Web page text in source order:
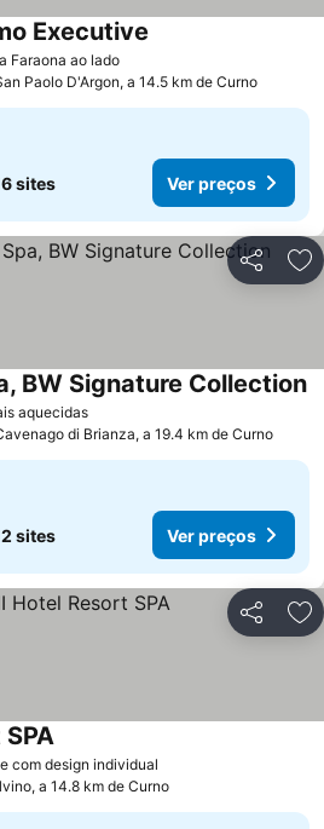
Faraona ao lado
Executive
Paolo D'Argon, a 14.5 km de Curno
sites Ver preços
Partilhar
aquecidas
BW Signature Collection
di Brianza, a 19.4 km de Curno
sites Ver preços
Partilhar
com design individual
a 14.8 km de Curno